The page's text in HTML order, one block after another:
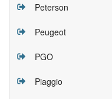
Peterson
Peugeot
PGO
Piaggio